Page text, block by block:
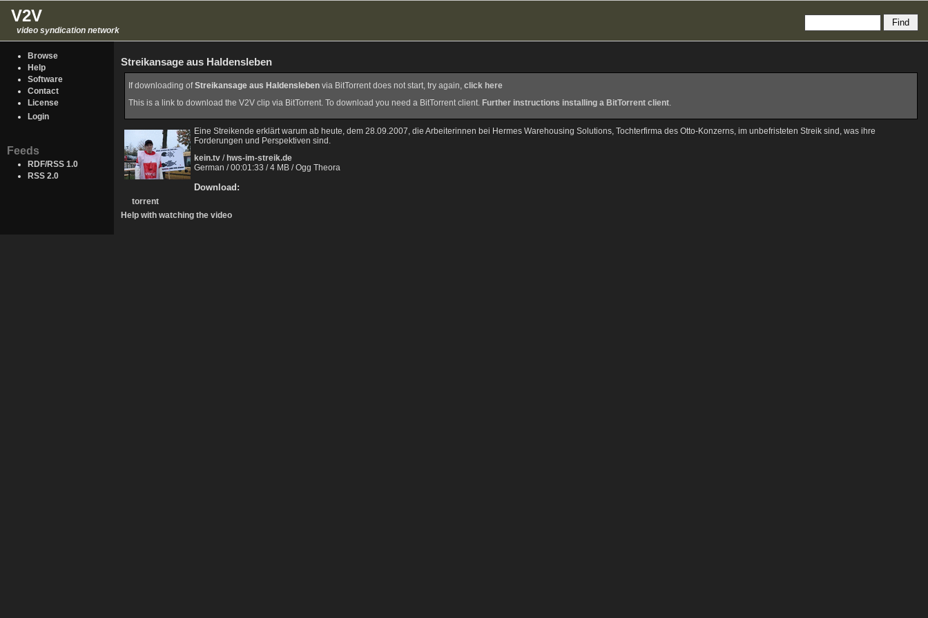
V2V
video syndication network
Browse
Help
Software
Contact
License
Login
Feeds
RDF/RSS 1.0
RSS 2.0
Streikansage aus Haldensleben
If downloading ofStreikansage aus Haldensleben via BitTorrent does not start, try again, click here
This is a link to download the V2V clip via BitTorrent. To download you need a BitTorrent client. Further instructions installing a BitTorrent client.
Eine Streikende erklärt warum ab heute, dem 28.09.2007, die Arbeiterinnen bei Hermes Warehousing Solutions, Tochterfirma des Otto-Konzerns, im unbefristeten Streik sind, was ihre
Forderungen und Perspektiven sind.
kein.tv / hws-im-streik.de
German / 00:01:33 / 4 MB / Ogg Theora
Download:
torrent
Help with watching the video